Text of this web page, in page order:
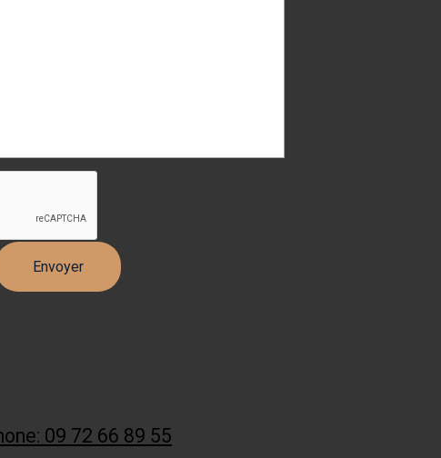
09 72 66 89 55